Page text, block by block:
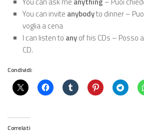
You can invite anybodyto dinner –
voglia a cena
I can listen to anyof his CDs – Posso
CD.
Condividi:
Correlati